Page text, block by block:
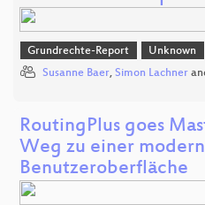
Grundrechte-Report Unknown
Susanne Baer, Simon Lachner
RoutingPlus goes
Weg zu einer
Benutzeroberfläche